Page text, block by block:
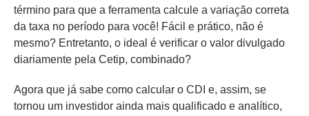
término para que a ferramenta calcule a variação correta
da taxa no período para você! Fácil e prático, não é
mesmo? Entretanto, o ideal é verificar o valor divulgado
diariamente pela Cetip, combinado?
Agora que já sabe como calcular o CDI e, assim, se
tornou um investidor ainda mais qualificado e analítico,